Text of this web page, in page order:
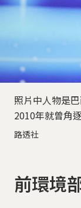
照片中人物是
2010年就曾角
路透社
前環境